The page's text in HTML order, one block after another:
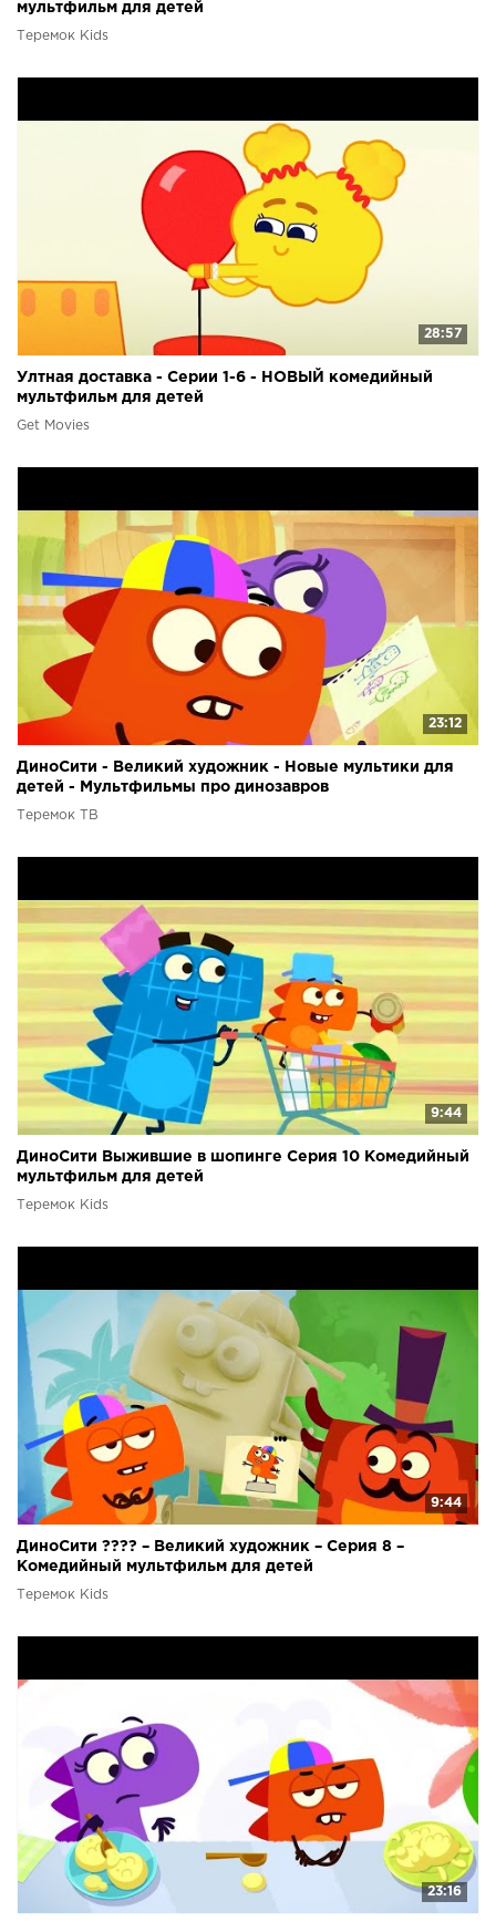
мультфильм для детей
Теремок Kids
28:57
Ултная доставка - Серии 1-6 - НОВЫЙ комедийный
мультфильм для детей
Get Movies
23:12
ДиноСити - Великий художник - Новые мультики для
детей - Мультфильмы про динозавров
Теремок ТВ
9:44
ДиноСити Выжившие в шопинге Серия 10 Комедийный
мультфильм для детей
Теремок Kids
9:44
ДиноСити ???? – Великий художник – Серия 8 –
Комедийный мультфильм для детей
Теремок Kids
23:16